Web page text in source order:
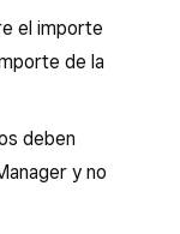
el importe
de la
deben
y no